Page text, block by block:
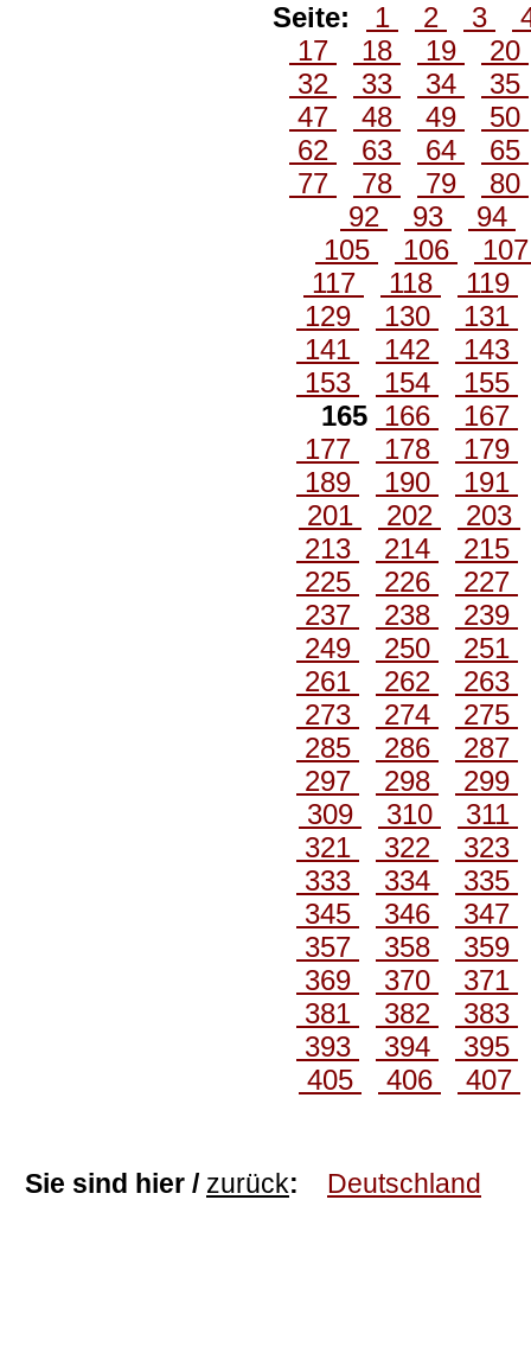
Seite: 1 2 3
17
18 19
20
32
33 34
35
47
48 49
50
62
63 64
65
77
78 79
80
92
93
94
105
106
117
118
119
129
130
131
141
142
143
153
154
155
165 166
167
177
178
179
189
190
191
201
202
203
213
214
215
225
226
227
237
238
239
249
250
251
261
262
263
273
274
275
285
286
287
297
298
299
309
310
311
321
322
323
333
334
335
345
346
347
357
358
359
369
370
371
381
382
383
393
394
395
405
406 407
Sie sind hier / zurück: Deutschland